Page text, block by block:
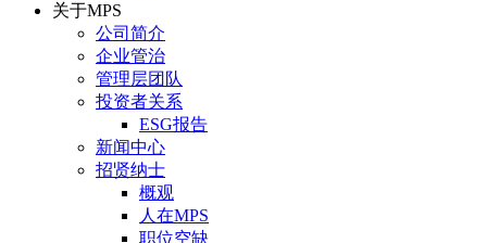
关于MPS
公司简介
企业管治
管理层团队
投资者关系
ESG报告
新闻中心
招贤纳士
概观
人在MPS
职位空缺